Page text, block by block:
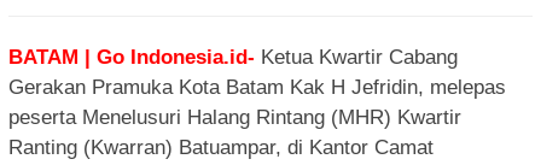
BATAM | Go Indonesia.id- Ketua Kwartir Cabang
Gerakan Pramuka Kota Batam Kak H Jefridin, melepas
peserta Menelusuri Halang Rintang (MHR) Kwartir
Ranting (Kwarran) Batuampar, di Kantor Camat